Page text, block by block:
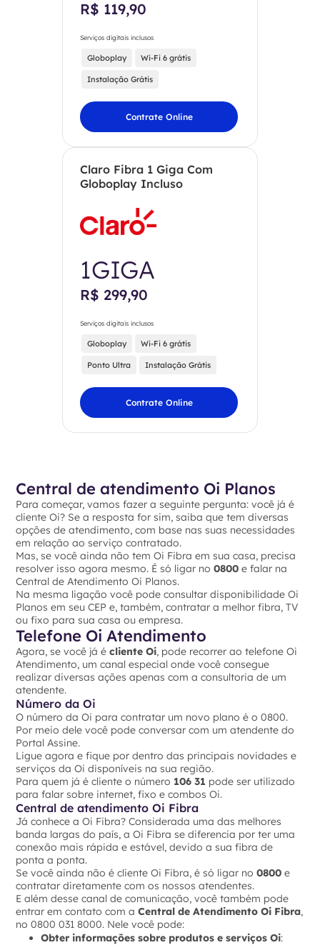
R$ 119,90
Serviços digitais inclusos
Globoplay Wi-Fi 6 grátis
Instalação Grátis
Contrate Online
Claro Fibra 1 Giga Com
Globoplay Incluso
1GIGA
R$ 299,90
Serviços digitais inclusos
Globoplay Wi-Fi 6 grátis
Ponto Ultra Instalação Grátis
Contrate Online
Central de atendimento Oi Planos
Para começar, vamos fazer a seguinte pergunta: você já é
cliente Oi? Se a resposta for sim, saiba que tem diversas
opções de atendimento, com base nas suas necessidades
em relação ao serviço contratado.
Mas, se você ainda não tem Oi Fibra em sua casa, precisa
resolver isso agora mesmo. É só ligar no 0800 e falar na
Central de Atendimento Oi Planos.
Na mesma ligação você pode consultar disponibilidade Oi
Planos em seu CEP e, também, contratar a melhor fibra, TV
ou fixo para sua casa ou empresa.
Telefone Oi Atendimento
Agora, se você já écliente Oi, pode recorrer ao telefone Oi
Atendimento, um canal especial onde você consegue
realizar diversas ações apenas com a consultoria de um
atendente.
Número da Oi
O número da Oi para contratar um novo plano é o 0800.
Por meio dele você pode conversar com um atendente do
Portal Assine.
Ligue agora e fique por dentro das principais novidades e
serviços da Oi disponíveis na sua região.
Para quem já é cliente o número 106 31 pode ser utilizado
para falar sobre internet, fixo e combos Oi.
Central de atendimento Oi Fibra
Já conhece a Oi Fibra? Considerada uma das melhores
banda largas do país, a Oi Fibra se diferencia por ter uma
conexão mais rápida e estável, devido a sua fibra de
ponta a ponta.
Se você ainda não é cliente Oi Fibra, é só ligar no0800e
contratar diretamente com os nossos atendentes.
E além desse canal de comunicação, você também pode
entrar em contato com aCentral de Atendimento Oi Fibra,
no 0800 031 8000. Nele você pode:
Obter informações sobre produtos e serviços Oi: